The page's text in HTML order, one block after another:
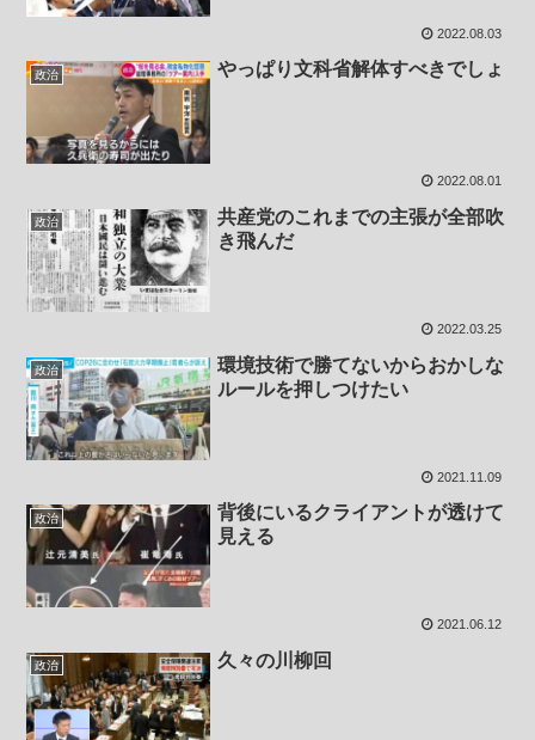
2022.08.03
政治 やっぱり文科省解体すべきでしょ
2022.08.01
政治
共産党のこれまでの主張が全部吹
き飛んだ
2022.03.25
政治
環境技術で勝てないからおかしな
ルールを押しつけたい
2021.11.09
政治
背後にいるクライアントが透けて
見える
2021.06.12
政治 久々の川柳回